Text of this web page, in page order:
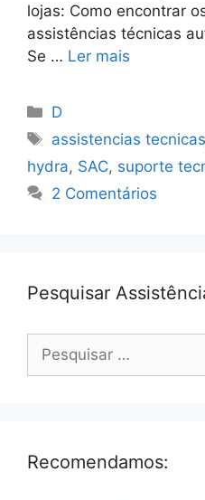
lojas: Como encontrar
assistências técnicas
Se … Ler mais
Categorias
D
Tags
assistencias tecnicas
hydra, SAC, suporte
2 Comentários
Pesquisar
por:
Recomendamos: